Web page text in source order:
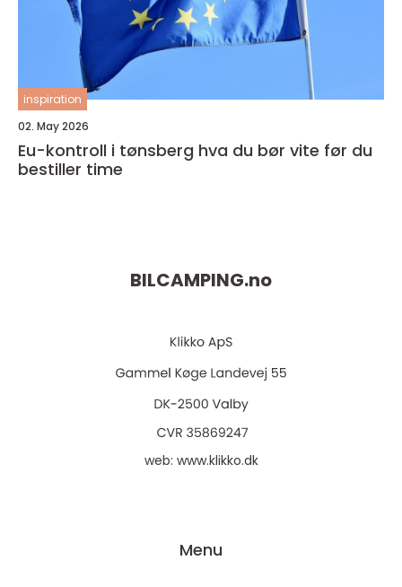
inspiration
02. May 2026
Eu-kontroll i tønsberg hva du bør vite før du
bestiller time
BILCAMPING.no
web: www.klikko.dk
Menu